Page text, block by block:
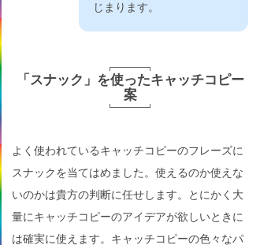
じまります。
「スナック」を使ったキャッチコピー
案
よく使われているキャッチコピーのフレーズに
スナックを当てはめました。使えるのか使えな
いのかは貴方の判断に任せします。とにかく大
量にキャッチコピーのアイデアが欲しいときに
は確実に使えます。キャッチコピーの色々なパ